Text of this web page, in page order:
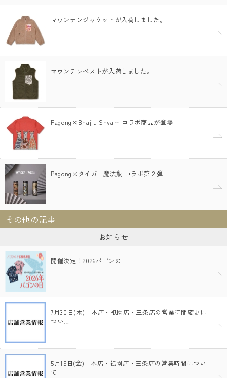
マウンテンジャケットが入荷しました。
マウンテンベストが入荷しました。
Pagong×Bhajju Shyam コラボ商品が登場
Pagong×タイガー魔法瓶 コラボ第２弾
その他の記事
お知らせ
開催決定！2026パゴンの日
7月30日(木) 本店・祇園店・三条店の営業時間変更に
つい…
5月15日(金) 本店・祇園店・三条店の営業時間につい
て